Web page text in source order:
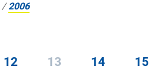
/2006
12 13 14 15